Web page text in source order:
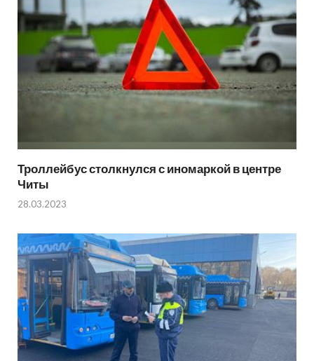
Троллейбус столкнулся с иномаркой в центре
Читы
28.03.2023